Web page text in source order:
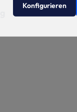
Konfigurieren